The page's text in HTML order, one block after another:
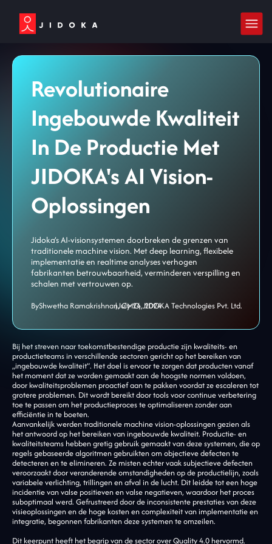
Revolutionaire
Ingebouwde Kwaliteit
In De Productie Met
JIDOKA's AI Vision-
Oplossingen
Jidoka’s AI-visionsystemen doorbreken de grenzen van
traditionele machine vision. Met deep learning, flexibele
implementatie en realtime analyses verhogen
fabrikanten betrouwbaarheid, verminderen verspilling en
schalen met vertrouwen op.
ByShwetha Ramakrishnan, CMO, JIDOKA Technologies Pvt. Ltd.
|July 24, 2024
Bij het streven naar toekomstbestendige productie zijn kwaliteits- en
productieteams in verschillende sectoren gericht op het bereiken van
„ingebouwde kwaliteit”. Het doel is ervoor te zorgen dat producten vanaf
het moment dat ze worden gemaakt aan de hoogste normen voldoen,
door kwaliteitsproblemen proactief aan te pakken voordat ze escaleren tot
grotere problemen. Dit wordt bereikt door tools voor continue verbetering
toe te passen om het productieproces te optimaliseren zonder aan
efficiëntie in te boeten.
Aanvankelijk werden traditionele machine vision-oplossingen gezien als
het antwoord op het bereiken van ingebouwde kwaliteit. Productie- en
kwaliteitsteams hebben gretig gebruik gemaakt van deze systemen, die op
regels gebaseerde algoritmen gebruikten om objectieve defecten te
detecteren en te elimineren. Ze misten echter vaak subjectieve defecten
veroorzaakt door veranderende omstandigheden op de productielijn, zoals
variabele verlichting, trillingen en afval in de lucht. Dit leidde tot een hoge
incidentie van valse positieven en valse negatieven, waardoor het proces
suboptimaal werd. Gefrustreerd door de inconsistente prestaties van deze
visieoplossingen en de hoge kosten en complexiteit van implementatie en
integratie, begonnen fabrikanten deze systemen te omzeilen.
Dit keerpunt heeft het begrip van de sector over Quality 4.0 hervormd.